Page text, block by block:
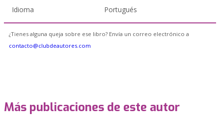
Idioma Portugués
¿Tienes alguna queja sobre ese libro? Envía un correo electrónico a
contacto@clubdeautores.com
Más publicaciones de este autor